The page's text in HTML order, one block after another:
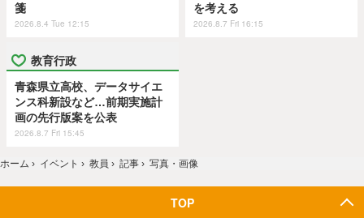
箋
2026.8.4 Tue 12:15
を考える
2026.8.7 Fri 16:15
教育行政
青森県立高校、データサイエ
ンス科新設など…前期実施計
画の先行版案を公表
2026.8.7 Fri 15:45
ホーム › イベント › 教員 › 記事 › 写真・画像
TOP